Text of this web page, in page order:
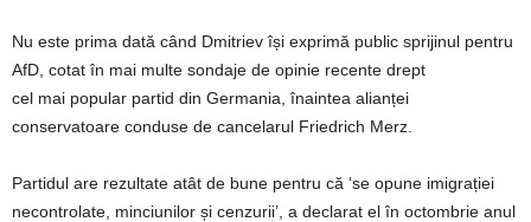
Nu este prima dată când Dmitriev își exprimă public sprijinul pentru
AfD, cotat în mai multe sondaje de opinie recente drept
cel mai popular partid din Germania, înaintea alianței
conservatoare conduse de cancelarul Friedrich Merz.
Partidul are rezultate atât de bune pentru că ‘se opune imigrației
necontrolate, minciunilor și cenzurii’, a declarat el în octombrie anul